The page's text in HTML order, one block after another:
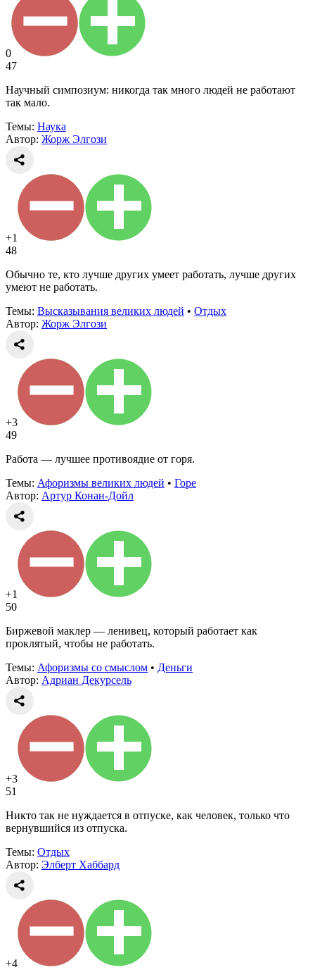
0
47
Научный симпозиум: никогда так много людей не работают
так мало.
Темы: Наука
Автор: Жорж Элгози
+1
48
Обычно те, кто лучше других умеет работать, лучше других
умеют не работать.
Темы: Высказывания великих людей • Отдых
Автор: Жорж Элгози
+3
49
Работа — лучшее противоядие от горя.
Темы: Афоризмы великих людей • Горе
Автор: Артур Конан-Дойл
+1
50
Биржевой маклер — ленивец, который работает как
проклятый, чтобы не работать.
Темы: Афоризмы со смыслом • Деньги
Автор: Адриан Декурсель
+3
51
Никто так не нуждается в отпуске, как человек, только что
вернувшийся из отпуска.
Темы: Отдых
Автор: Элберт Хаббард
+4